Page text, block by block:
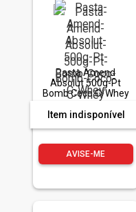
Pasta Amend
Absolut 500g-Pt
Bomb Coco C/Whey
Item indisponível
AVISE-ME